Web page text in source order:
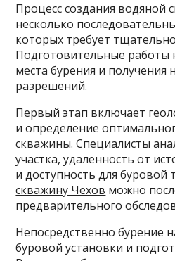
Процесс создания водяной
несколько
которых требует
Подготовительные работы
места бурения и получения
разрешений.
Первый этап включает
и определение
скважины. Специалисты
участка, удаленность от
и доступность для буровой
скважину Чехов можно
предварительного
Непосредственно бурение
буровой установки и